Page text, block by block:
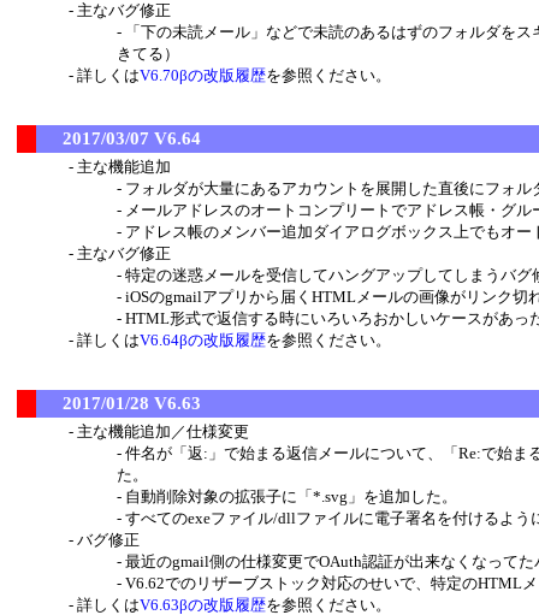
主なバグ修正
「下の未読メール」などで未読のあるはずのフォルダを
きてる）
詳しくはV6.70βの改版履歴を参照ください。
2017/03/07 V6.64
主な機能追加
フォルダが大量にあるアカウントを展開した直後にフォ
メールアドレスのオートコンプリートでアドレス帳・グ
アドレス帳のメンバー追加ダイアログボックス上でもオ
主なバグ修正
特定の迷惑メールを受信してハングアップしてしまうバ
iOSのgmailアプリから届くHTMLメールの画像がリンク切
HTML形式で返信する時にいろいろおかしいケースがあっ
詳しくはV6.64βの改版履歴を参照ください。
2017/01/28 V6.63
主な機能追加／仕様変更
件名が「返:」で始まる返信メールについて、「Re:で始
た。
自動削除対象の拡張子に「*.svg」を追加した。
すべてのexeファイル/dllファイルに電子署名を付けるよ
バグ修正
最近のgmail側の仕様変更でOAuth認証が出来なくなってた
V6.62でのリザーブストック対応のせいで、特定のHTML
詳しくはV6.63βの改版履歴を参照ください。